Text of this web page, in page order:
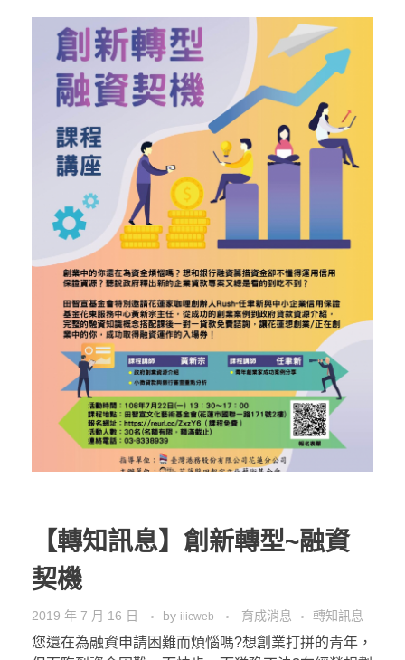
【轉知訊息】創新轉型~融資
契機
2019 年 7 月 16 日 by iiicweb 育成消息 轉知訊息
您還在為融資申請困難而煩惱嗎?想創業打拼的青年，